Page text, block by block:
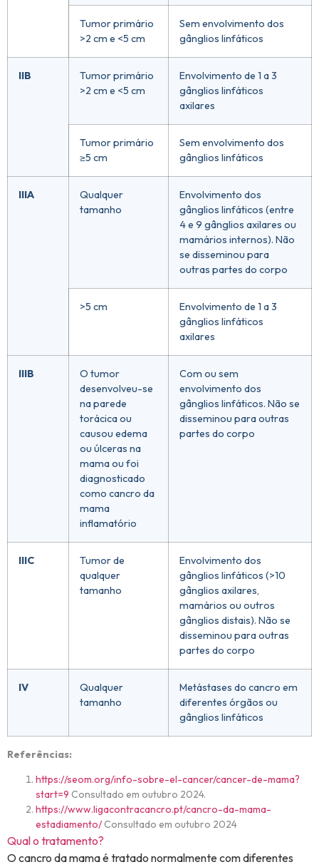
Tumor primário
>2 cm e <5 cm
Sem envolvimento dos
gânglios linfáticos
IIB
Tumor primário
>2 cm e <5 cm
Envolvimento de 1 a 3
gânglios linfáticos
axilares
Tumor primário
≥5 cm
Sem envolvimento dos
gânglios linfáticos
IIIA
Qualquer
tamanho
Envolvimento dos
gânglios linfáticos (entre
4 e 9 gânglios axilares ou
mamários internos). Não
se disseminou para
outras partes do corpo
>5 cm
Envolvimento de 1 a 3
gânglios linfáticos
axilares
IIIB
O tumor
desenvolveu-se
na parede
torácica ou
causou edema
ou úlceras na
mama ou foi
diagnosticado
como cancro da
mama
inflamatório
Com ou sem
envolvimento dos
gânglios linfáticos. Não se
disseminou para outras
partes do corpo
IIIC
Tumor de
qualquer
tamanho
Envolvimento dos
gânglios linfáticos (>10
gânglios axilares,
mamários ou outros
gânglios distais). Não se
disseminou para outras
partes do corpo
IV
Qualquer
tamanho
Metástases do cancro em
diferentes órgãos ou
gânglios linfáticos
Referências:
https://seom.org/info-sobre-el-cancer/cancer-de-mama?
start=9 Consultado em outubro 2024.
https://www.ligacontracancro.pt/cancro-da-mama-
estadiamento/ Consultado em outubro 2024
Qual o tratamento?
O cancro da mama é tratado normalmente com diferentes